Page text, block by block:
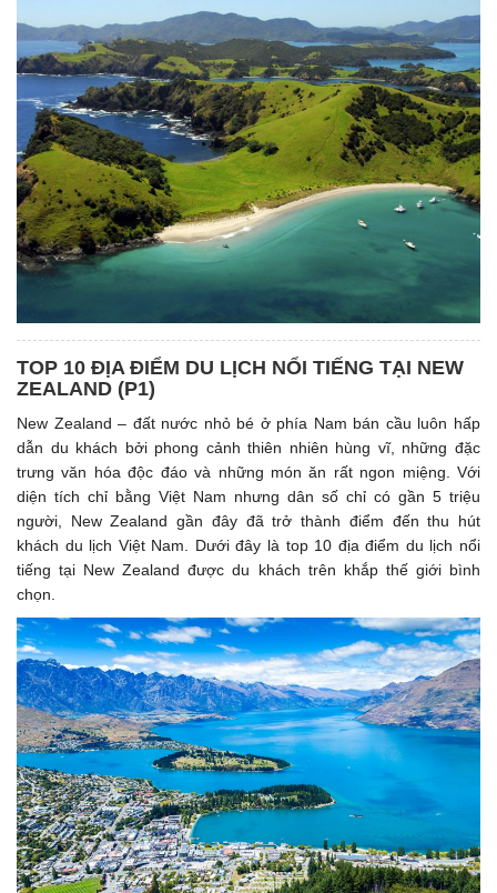
TOP 10 ĐỊA ĐIỂM DU LỊCH NỔI TIẾNG TẠI NEW
ZEALAND (P1)
New Zealand – đất nước nhỏ bé ở phía Nam bán cầu luôn hấp
dẫn du khách bởi phong cảnh thiên nhiên hùng vĩ, những đặc
trưng văn hóa độc đáo và những món ăn rất ngon miệng. Với
diện tích chỉ bằng Việt Nam nhưng dân số chỉ có gần 5 triệu
người, New Zealand gần đây đã trở thành điểm đến thu hút
khách du lịch Việt Nam. Dưới đây là top 10 địa điểm du lịch nổi
tiếng tại New Zealand được du khách trên khắp thế giới bình
chọn.